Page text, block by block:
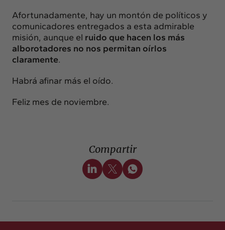
Afortunadamente, hay un montón de políticos y
comunicadores entregados a esta admirable
misión, aunque el ruido que hacen los más
alborotadores no nos permitan oírlos
claramente.
Habrá afinar más el oído.
Feliz mes de noviembre.
Compartir